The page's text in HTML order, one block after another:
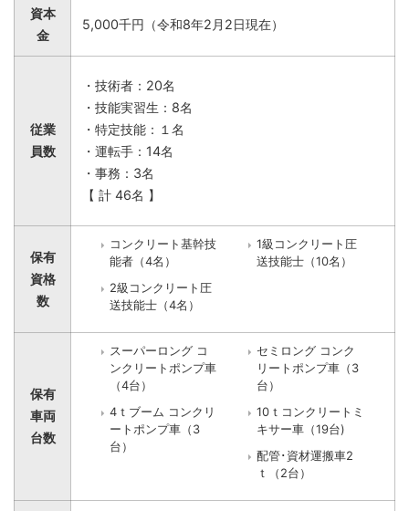
資本
金
5,000千円（令和8年2月2日現在）
従業
員数
・技術者：20名
・技能実習生：8名
・特定技能：１名
・運転手：14名
・事務：3名
【 計 46名 】
保有
資格
数
コンクリート基幹技
能者（4名）
1級コンクリート圧
送技能士（10名）
2級コンクリート圧
送技能士（4名）
保有
車両
台数
スーパーロング コ
ンクリートポンプ車
（4台）
セミロング コンク
リートポンプ車（3
台）
4ｔブーム コンクリ
ートポンプ車（3
台）
10ｔコンクリートミ
キサー車（19台)
配管･資材運搬車2
ｔ（2台）